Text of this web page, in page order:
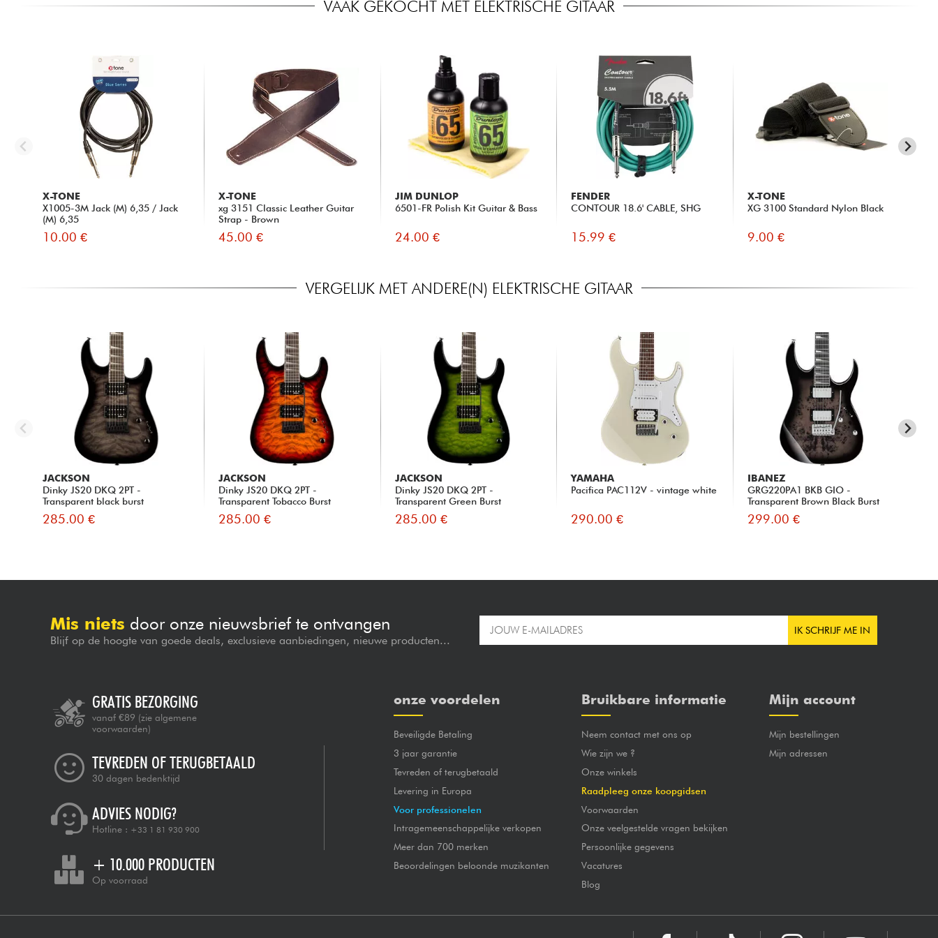
VAAK GEKOCHT MET ELEKTRISCHE GITAAR
X-TONE
X1005-3M Jack (M) 6,35 / Jack
(M) 6,35
10.00 €
X-TONE
xg 3151 Classic Leather Guitar
Strap - Brown
45.00 €
JIM DUNLOP
6501-FR Polish Kit Guitar & Bass
24.00 €
FENDER
CONTOUR 18.6' CABLE, SHG
15.99 €
X-TONE
XG 3100 Standard Nylon Black
9.00 €
VERGELIJK MET ANDERE(N) ELEKTRISCHE GITAAR
JACKSON
Dinky JS20 DKQ 2PT -
Transparent black burst
285.00 €
JACKSON
Dinky JS20 DKQ 2PT -
Transparent Tobacco Burst
285.00 €
JACKSON
Dinky JS20 DKQ 2PT -
Transparent Green Burst
285.00 €
YAMAHA
Pacifica PAC112V - vintage white
290.00 €
IBANEZ
GRG220PA1 BKB GIO -
Transparent Brown Black Burst
299.00 €
Mis niets door onze nieuwsbrief te ontvangen
Blijf op de hoogte van goede deals, exclusieve aanbiedingen, nieuwe producten...
IK SCHRIJF ME IN
GRATIS BEZORGING
vanaf €89 (zie algemene
voorwaarden)
TEVREDEN OF TERUGBETAALD
30 dagen bedenktijd
ADVIES NODIG?
Hotline : +33 1 81 930 900
+ 10.000 PRODUCTEN
Op voorraad
onze voordelen
Beveiligde Betaling
3 jaar garantie
Tevreden of terugbetaald
Levering in Europa
Voor professionelen
Intragemeenschappelijke verkopen
Meer dan 700 merken
Beoordelingen beloonde muzikanten
Bruikbare informatie
Neem contact met ons op
Wie zijn we ?
Onze winkels
Raadpleeg onze koopgidsen
Voorwaarden
Onze veelgestelde vragen bekijken
Persoonlijke gegevens
Vacatures
Blog
Mijn account
Mijn bestellingen
Mijn adressen